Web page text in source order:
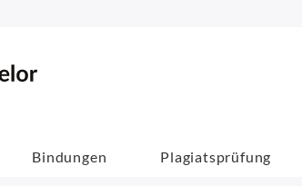
Bindungen Plagiatsprüfung